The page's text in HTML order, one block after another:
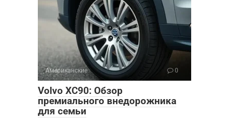
Американские 0
Volvo XC90: Обзор
премиального внедорожника
для семьи